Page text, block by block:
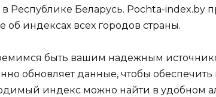
Республике Беларусь. Pochta-index.by
об индексах всех городов страны.
быть вашим надежным
обновляет данные, чтобы
индекс можно найти в удобном